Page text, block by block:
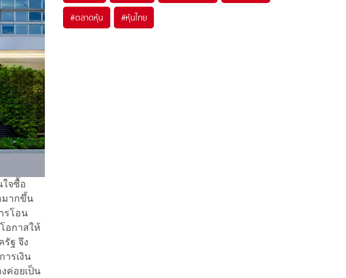
ใจซื้อ
มากขึ้น
รโอน
อกาสให้
ฐ จึง
ารเงิน
ค่อยเป็น
#ตลาดหุ้น #หุ้นไทย